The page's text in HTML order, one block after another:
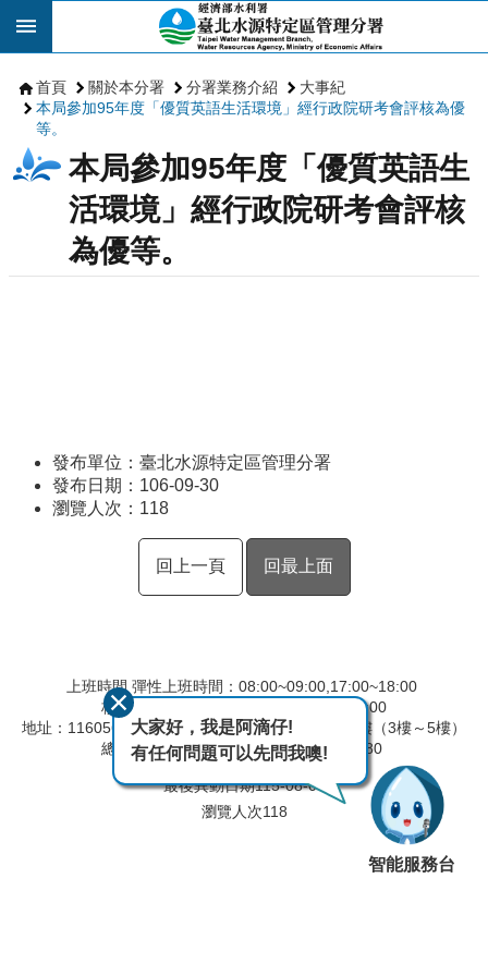
跳到主要內容區塊
首頁 關於本分署 分署業務介紹
大事紀
本局參加95年度「優質英語生活環境」經行政院研考會評核為優
等。
本局參加95年度「優質英語生
活環境」經行政院研考會評核
為優等。
發布單位：臺北水源特定區管理分署
發布日期：106-09-30
瀏覽人次： 118
回上一頁 回最上面
上班時間 彈性上班時間：08:00~09:00,17:00~18:00
核心上班時間：09:00~12:30,13:30~17:00
地址：116056 臺北市文山區羅斯福路六段168號4樓（3樓～5樓）
總機：02-29173282 傳真：02-29117280
最後異動日期115-08-07
瀏覽人次118
大家好，我是阿滴仔!
有任何問題可以先問我噢!
智能服務台